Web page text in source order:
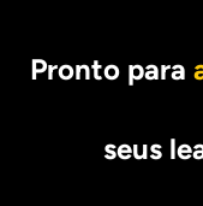
Pronto para
seus